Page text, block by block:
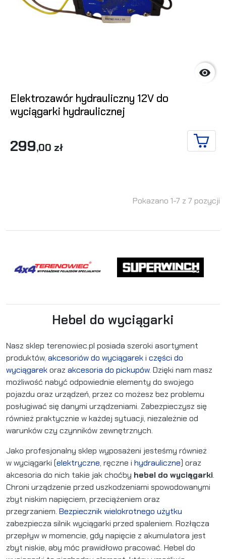

Elektrozawór hydrauliczny 12V do
wyciągarki hydraulicznej
299,00 zł DO
Pokazano 1-7 z 7 pozycji
Hebel do wyciągarki
Nasz sklep terenowiec.pl posiada szeroki asortyment
produktów, akcesoriów do wyciągareki części do
wyciągarekoraz akcesoria do pickupów. Dzięki nam masz
możliwość nabyć odpowiednie elementy do swojego
pojazdu oraz urządzeń, przez co możesz bez problemu
posługiwać się danymi urządzeniami. Zabezpieczysz się
również praktycznie w każdej sytuacji, niezależnie od
warunków czy czynników zewnętrznych.
Jako profesjonalny sklep wyposażeni jesteśmy również
w wyciągarki (elektryczne, ręczne i hydrauliczne) oraz
akcesoria do nich takie jak choćby hebel do wyciągarki.
Chroni urządzenie przed uszkodzeniami spowodowanymi
zbyt niskim napięciem, przeciążeniem oraz
przegrzaniem. Bezpiecznik wielokrotnego użytku
zabezpiecza silnik wyciągarki przed spaleniem. Rozłącza
przepływ w momencie, gdy napięcie z akumulatora jest
zbyt niskie, aby móc prawidłowo pracować. Hebel do